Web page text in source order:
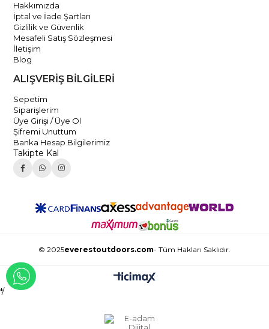
Hakkımızda
İptal ve İade Şartları
Gizlilik ve Güvenlik
Mesafeli Satış Sözleşmesi
İletişim
Blog
ALIŞVERİŞ BİLGİLERİ
Sepetim
Siparişlerim
Üye Girişi / Üye Ol
Şifremi Unuttum
Banka Hesap Bilgilerimiz
Takipte Kal
© 2025everestoutdoors.com- Tüm Hakları Saklıdır.
*/
WHATSAPP İLE İLETİŞİME GEÇ